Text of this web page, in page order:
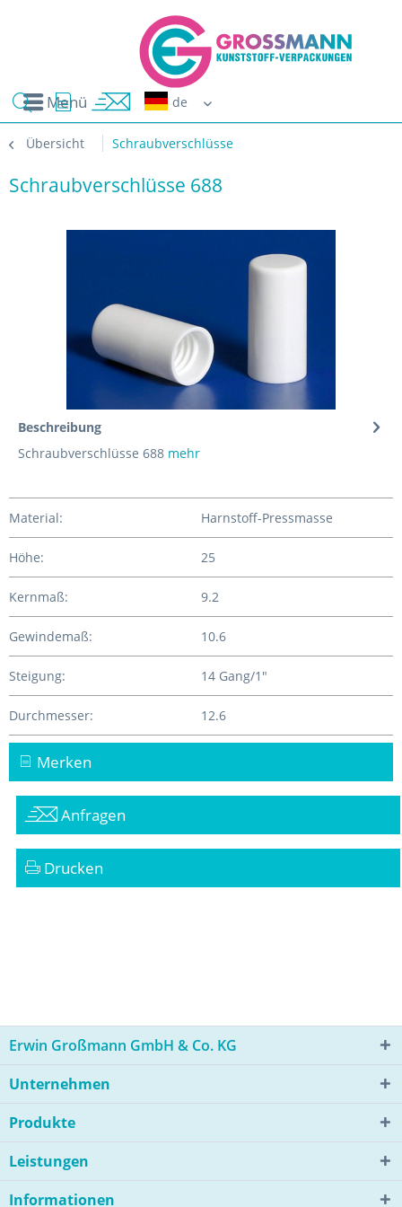
Menü
Übersicht Schraubverschlüsse
Schraubverschlüsse 688
Beschreibung
Schraubverschlüsse 688 mehr
Material: Harnstoff-Pressmasse
Höhe: 25
Kernmaß: 9.2
Gewindemaß: 10.6
Steigung: 14 Gang/1"
Durchmesser: 12.6
Merken
Anfragen
Drucken
Erwin Großmann GmbH & Co. KG
Unternehmen
Produkte
Leistungen
Informationen